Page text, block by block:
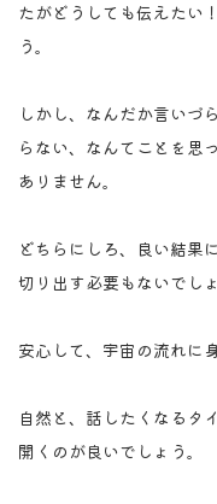
たがどうしても伝えたい
う。
しかし、なんだか言いづ
らない、なんてことを思
ありません。
どちらにしろ、良い結果
切り出す必要もないでしょ
安心して、宇宙の流れに
自然と、話したくなるタ
開くのが良いでしょう。